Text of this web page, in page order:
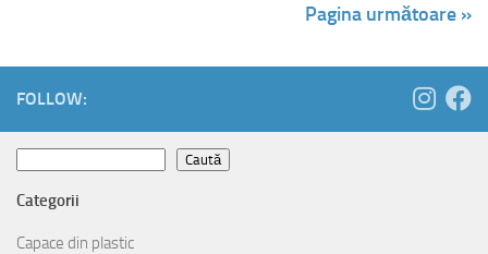
Pagina următoare »
FOLLOW:
Caută
Categorii
Capace din plastic